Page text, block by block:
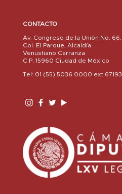
CONTACTO
Av. Congreso de la Unión No. 66,
Col. El Parque, Alcaldía
Venustiano Carranza
C.P. 15960 Ciudad de México
Tel: 01 (55) 5036 0000 ext.67193